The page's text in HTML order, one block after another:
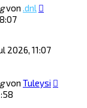
von .dnl
2026, 11:07
von Tuleysi